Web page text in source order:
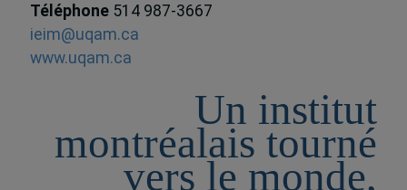
Téléphone 514 987-3667
ieim@uqam.ca
www.uqam.ca
Un institut
montréalais tourné
vers le monde,